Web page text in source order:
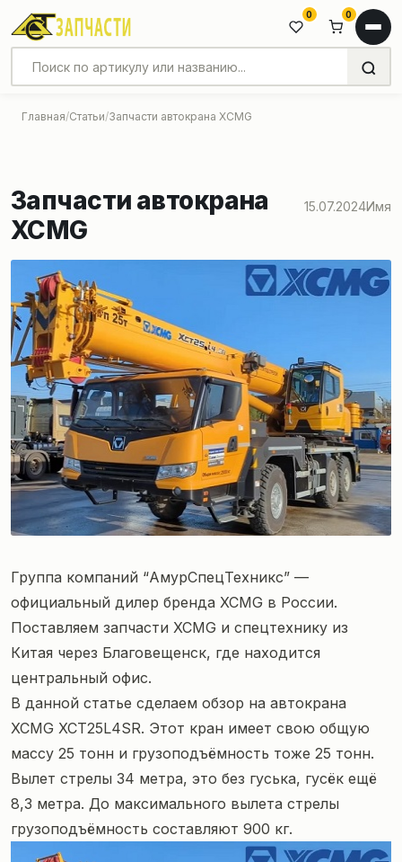
0 0
Главная Статьи Запчасти автокрана XCMG
Запчасти автокрана
XCMG
15.07.2024Имя
Группа компаний “АмурСпецТехникс” —
официальный дилер бренда XCMG в России.
Поставляем запчасти XCMG и спецтехнику из
Китая через Благовещенск, где находится
центральный офис.
В данной статье сделаем обзор на автокрана
XCMG XCT25L4SR. Этот кран имеет свою общую
массу 25 тонн и грузоподъёмность тоже 25 тонн.
Вылет стрелы 34 метра, это без гуська, гусёк ещё
8,3 метра. До максимального вылета стрелы
грузоподъёмность составляют 900 кг.